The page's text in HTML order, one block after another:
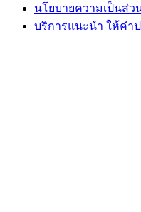
นโยบายความเป็นส่ว
บริการแนะนำ ให้คำ